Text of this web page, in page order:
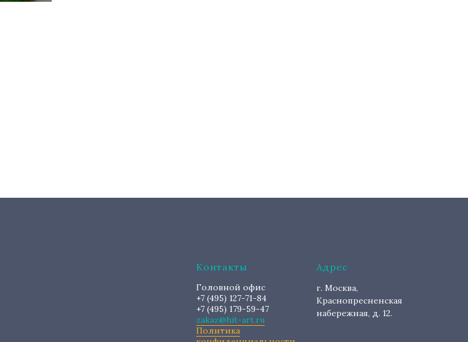
Контакты
Головной офис
+7 (495) 127-71-84
+7 (495) 179-59-47
zakaz@hit-art.ru
Политика
Адрес
г. Москва,
Краснопресненская
набережная, д. 12.